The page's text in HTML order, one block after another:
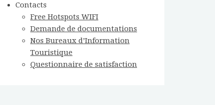
Contacts
Free Hotspots WIFI
Demande de documentations
Nos Bureaux d’Information
Touristique
Questionnaire de satisfaction